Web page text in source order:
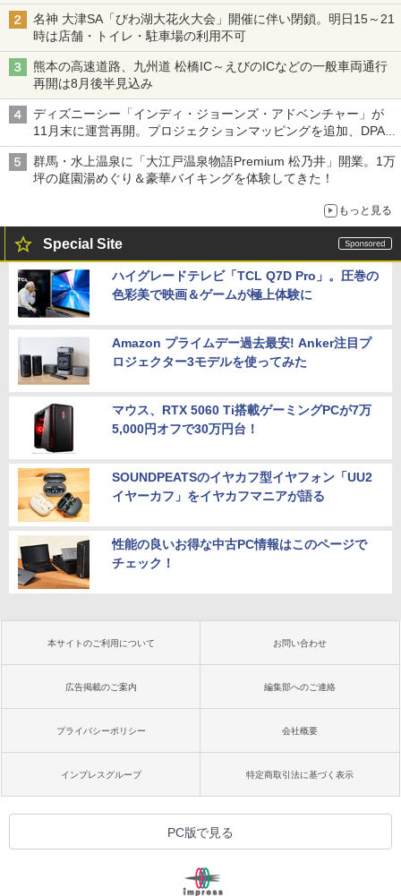
名神 大津SA「びわ湖大花火大会」開催に伴い閉鎖。明日15～21
時は店舗・トイレ・駐車場の利用不可
熊本の高速道路、九州道 松橋IC～えびのICなどの一般車両通行
再開は8月後半見込み
ディズニーシー「インディ・ジョーンズ・アドベンチャー」が
11月末に運営再開。プロジェクションマッピングを追加、DPA
は1500円
群馬・水上温泉に「大江戸温泉物語Premium 松乃井」開業。1万
坪の庭園湯めぐり＆豪華バイキングを体験してきた！
もっと見る
Special Site
ハイグレードテレビ「TCL Q7D Pro」。圧巻の
色彩美で映画＆ゲームが極上体験に
Amazon プライムデー過去最安! Anker注目プ
ロジェクター3モデルを使ってみた
マウス、RTX 5060 Ti搭載ゲーミングPCが7万
5,000円オフで30万円台！
SOUNDPEATSのイヤカフ型イヤフォン「UU2
イヤーカフ」をイヤカフマニアが語る
性能の良いお得な中古PC情報はこのページで
チェック！
本サイトのご利用について お問い合わせ
広告掲載のご案内 編集部へのご連絡
プライバシーポリシー 会社概要
インプレスグループ 特定商取引法に基づく表示
PC版で見る